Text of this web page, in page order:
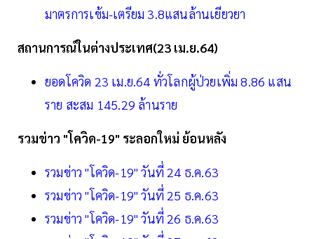
มาตรการเข้ม-เตรียม 3.8แสนล้านเยียวยา
สถานการณ์ในต่างประเทศ(23 เม.ย.64)
ยอดโควิด 23 เม.ย.64 ทั่วโลกผู้ป่วยเพิ่ม 8.86 แสน
ราย สะสม 145.29 ล้านราย
รวมข่าว "โควิด-19" ระลอกใหม่ ย้อนหลัง
รวมข่าว "โควิด-19" วันที่ 24 ธ.ค.63
รวมข่าว "โควิด-19" วันที่ 25 ธ.ค.63
รวมข่าว "โควิด-19" วันที่ 26 ธ.ค.63